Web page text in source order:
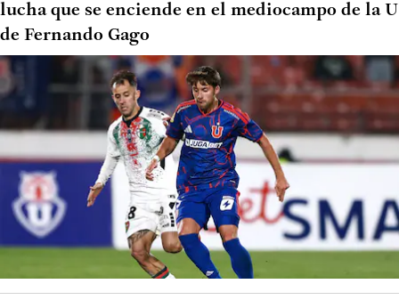
lucha que se enciende en el mediocampo de la U
de Fernando Gago